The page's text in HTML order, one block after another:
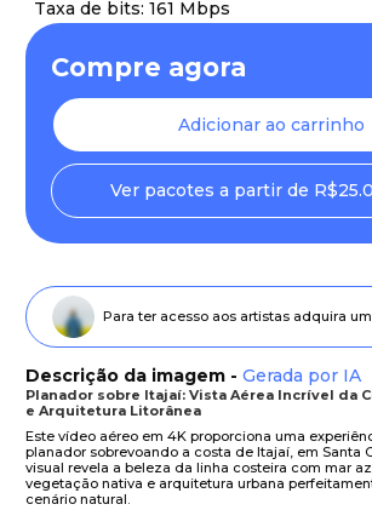
Taxa de bits: 161 Mbps
Compre agora
Adicionar ao carrinho
Ver pacotes a partir de
Para ter acesso aos artistas adquira
Descrição da imagem - Gerada por IA
Planador sobre Itajaí: Vista Aérea Incrível da
e Arquitetura Litorânea
Este vídeo aéreo em 4K proporciona uma
planador sobrevoando a costa de Itajaí, em Santa
visual revela a beleza da linha costeira com mar
vegetação nativa e arquitetura urbana
cenário natural.